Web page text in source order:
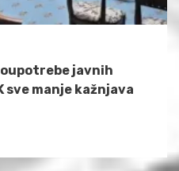
javnih
sve manje kažnjava